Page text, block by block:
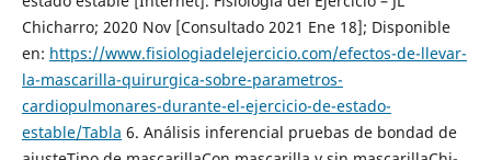
Chicharro; 2020 Nov [Consultado 2021 Ene 18]; Disponible
en: https://www.fisiologiadelejercicio.com/efectos-de-llevar-
la-mascarilla-quirurgica-sobre-parametros-
cardiopulmonares-durante-el-ejercicio-de-estado-
estable/Tabla 6. Análisis inferencial pruebas de bondad de